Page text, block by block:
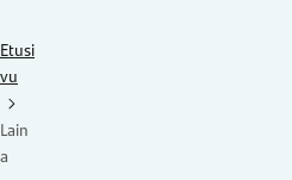
Etusi
vu
Lain
a